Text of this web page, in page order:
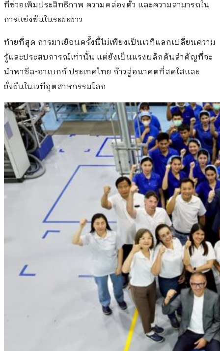
ที่ช่วยเพิ่มประสิทธิภาพ ความคล่องตัว และความสามารถใน
การแข่งขันในระยะยาว
ท้ายที่สุด การมาเยือนครั้งนี้ไม่เพียงเป็นเวทีแลกเปลี่ยนความ
รู้และประสบการณ์เท่านั้น แต่ยังเป็นแรงผลักดันสำคัญที่จะ
นำพาซีล-อาเบกก์ ประเทศไทย ก้าวสู่อนาคตที่สดใสและ
ยั่งยืนในเวทีอุตสาหกรรมโลก